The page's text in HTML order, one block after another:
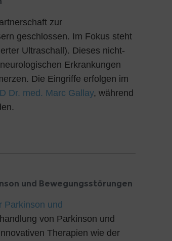
zur
geschlossen. Im Fokus steht
Ultraschall). Dieses nicht-
Erkrankungen
Die Eingriffe erfolgen im
Dr. med. Marc Gallay, während
und Bewegungsstörungen
Parkinson und
von Parkinson und
Therapien wie der